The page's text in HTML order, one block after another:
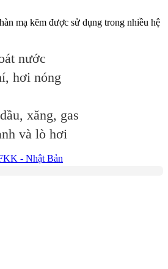
mạ kẽm được sử dụng trong nhiều hệ
nước
hơi nóng
xăng, gas
và lò hơi
- Nhật Bản